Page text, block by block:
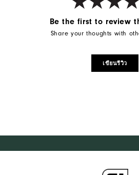
Be the first to review
Share your thoughts with
เขียนรีวิว